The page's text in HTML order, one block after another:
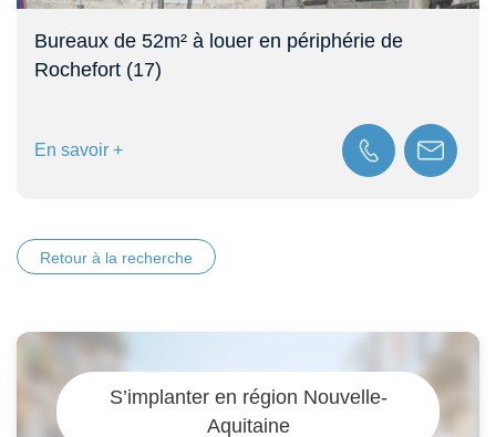
Bureaux de 52m² à louer en périphérie de
Rochefort (17)
En savoir +
Retour à la recherche
S’implanter en région Nouvelle-
Aquitaine